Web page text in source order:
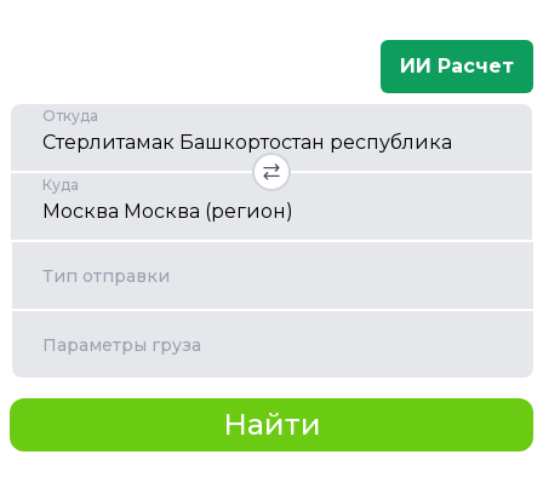
ИИ Расчет
Откуда
Куда
Тип отправки
Параметры груза
Найти